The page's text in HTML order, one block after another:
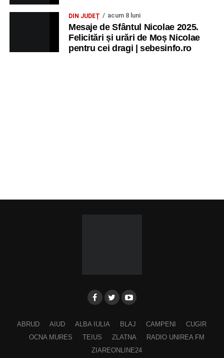
DIN JUDEȚ acum 8 luni
Mesaje de Sfântul Nicolae 2025.
Felicitări și urări de Moș Nicolae
pentru cei dragi | sebesinfo.ro
ABRUD AIUD ALBA IULIA BLAJ CAMPENI
CUGIR
OCNA MURES
TEIUS ZLATNA
RADIO UNIREA FM
ZIAREONLINE24